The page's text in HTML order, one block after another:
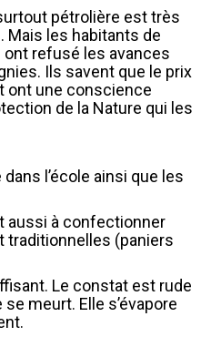
pétrolière est très
Mais les habitants de
refusé les avances
Ils savent que le prix
ont une conscience
de la Nature qui les
l’école ainsi que les
aussi à confectionner
traditionnelles (paniers
Le constat est rude
meurt. Elle s’évapore